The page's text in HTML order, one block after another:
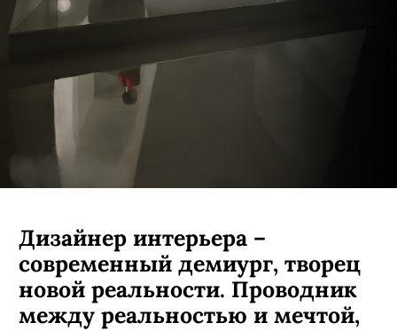
Дизайнер интерьера –
современный демиург, творец
новой реальности. Проводник
между реальностью и мечтой,